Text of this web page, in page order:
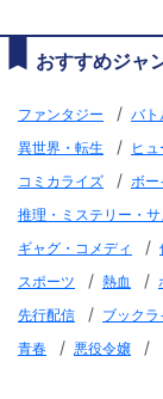
おすすめジャ
ファンタジー / バト
異世界・転生 / ヒ
コミカライズ / ボー
推理・ミステリー・
ギャグ・コメディ /
スポーツ / 熱血 /
先行配信 / ブック
青春 / 悪役令嬢
/